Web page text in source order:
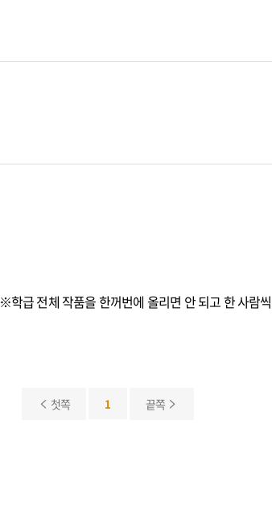
※학급 전체 작품을 한꺼번에 올리면 안 되고 한 사람
첫쪽 1 끝쪽